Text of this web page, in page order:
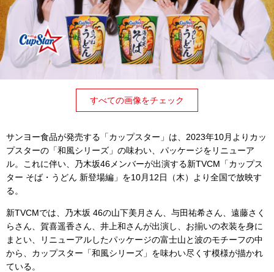
すべての画像をチェック
サンヨー食品が発売する「カップスター」は、2023年10月よりカッ
プスターの「和風シリーズ」の味わい、パッケージをリニューア
ル。これに伴い、乃木坂46メンバーが出演する新TVCM「カップス
ター そば・うどん 新登場編」を10月12日（木）より全国で放映す
る。
新TVCMでは、乃木坂 46の山下美月さん、与田祐希さん、遠藤さく
らさん、賀喜遥香さん、井上和さんが出演し、お揃いの衣装を身に
まとい、リニューアルしたパッケージの富士山と波のモチーフの中
から、カップスター「和風シリーズ」を味わい尽くす模様が描かれ
ている。